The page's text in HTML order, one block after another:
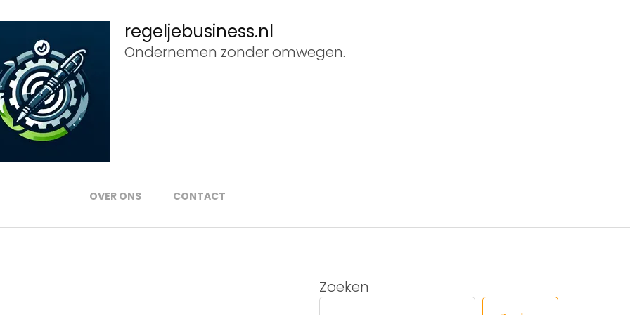
regeljebusiness.nl
Ondernemen zonder omwegen.
OVER ONS CONTACT
Zoeken